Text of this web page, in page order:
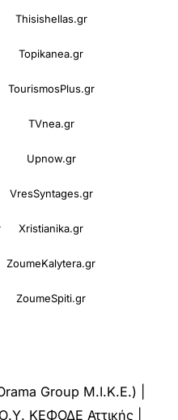
Thisishellas.gr
Topikanea.gr
TourismosPlus.gr
TVnea.gr
Upnow.gr
VresSyntages.gr
Xristianika.gr
ZoumeKalytera.gr
ZoumeSpiti.gr
Group Μ.Ι.Κ.Ε.) |
ΚΕΦΟΔΕ Αττικής |